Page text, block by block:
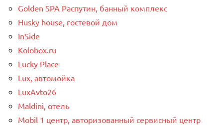
Golden SPA Распутин, банный комплекс
Husky house, гостевой дом
InSide
Kolobox.ru
Lucky Place
Lux, автомойка
LuxAvto26
Maldini, отель
Mobil 1 центр, авторизованный сервисный центр